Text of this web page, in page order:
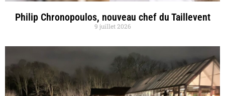
Philip Chronopoulos, nouveau chef du Taillevent
9 juillet 2026